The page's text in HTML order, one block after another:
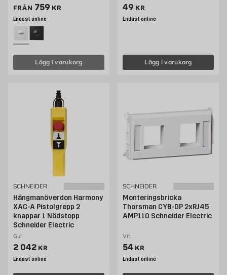
FRÅN Pris 759 kr
759 KR
Endast online
Lägg i varukorg
Pris 49 kr
49 KR
Endast online
Lägg i varukorg
SCHNEIDER
Hängmanöverdon Harmony
XAC-A Pistolgrepp 2
knappar 1 Nödstopp
Schneider Electric
Gul
Pris 2042 kr
2 042 KR
Endast online
SCHNEIDER
Monteringsbricka
Thorsman CYB-DP 2xRJ45
AMP110 Schneider Electric
Vit
Pris 54 kr
54 KR
Endast online